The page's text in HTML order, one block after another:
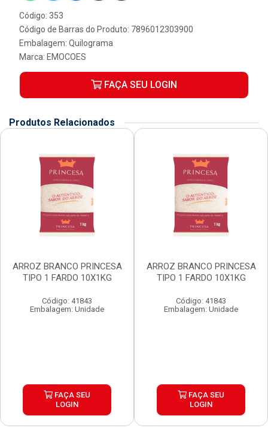
Código: 353
Código de Barras do Produto: 7896012303900
Embalagem: Quilograma
Marca: EMOCOES
FAÇA SEU LOGIN
Produtos Relacionados
ARROZ BRANCO PRINCESA
TIPO 1 FARDO 10X1KG
Código: 41843
Embalagem: Unidade
FAÇA SEU
LOGIN
ARROZ BRANCO PRINCESA
TIPO 1 FARDO 10X1KG
Código: 41843
Embalagem: Unidade
FAÇA SEU
LOGIN